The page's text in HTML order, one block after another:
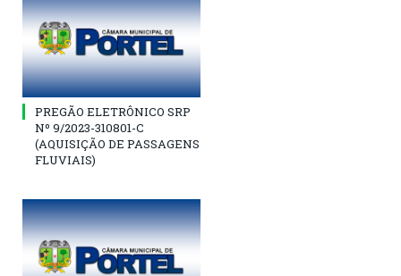
PREGÃO ELETRÔNICO SRP
Nº 9/2023-310801-C
(AQUISIÇÃO DE PASSAGENS
FLUVIAIS)